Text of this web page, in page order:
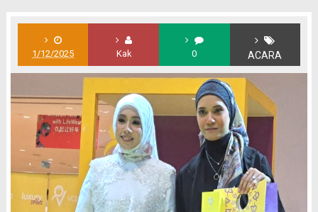
1/12/2025 Kak 0 ACARA